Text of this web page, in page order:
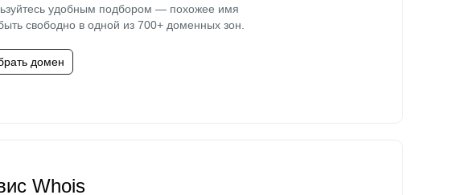
удобным подбором — похожее имя
свободно в одной из 700+ доменных зон.
домен
Whois